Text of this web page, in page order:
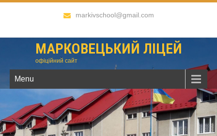
markivschool@gmail.com
МАРКОВЕЦЬКИЙ ЛІЦЕЙ
офіційний сайт
Menu